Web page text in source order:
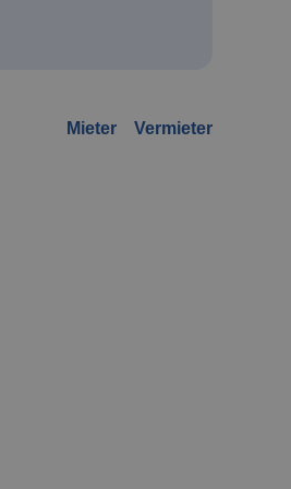
Mieter Vermieter